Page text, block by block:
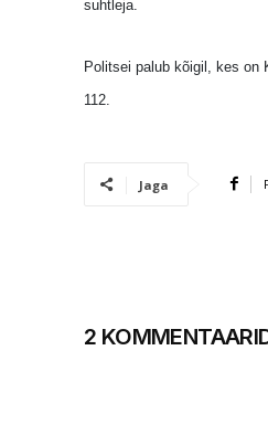
suhtleja.
Politsei palub kõigil, kes on
112.
Jaga
2